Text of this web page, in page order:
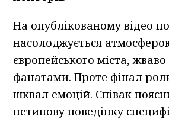
На опублікованому відео
насолоджується
європейського міста, жваво
фанатами. Проте фінал
шквал емоцій. Співак
нетипову поведінку